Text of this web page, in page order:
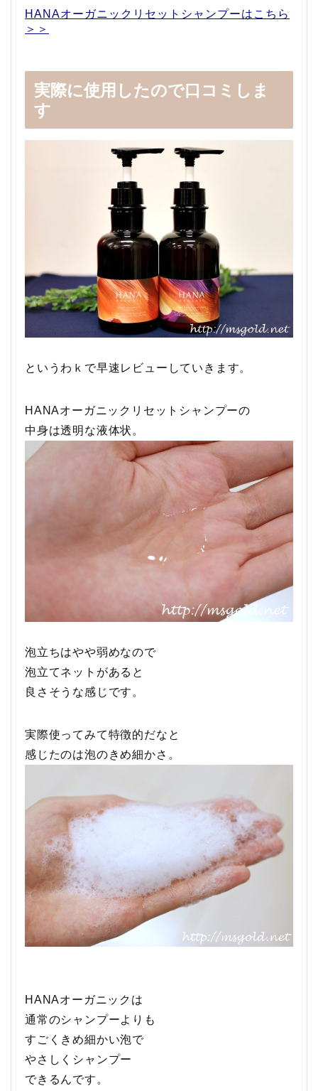
HANAオーガニックリセットシャンプーはこちら
＞＞
実際に使用したので口コミしま
す
というわｋで早速レビューしていきます。
HANAオーガニックリセットシャンプーの
中身は透明な液体状。
泡立ちはやや弱めなので
泡立てネットがあると
良さそうな感じです。
実際使ってみて特徴的だなと
感じたのは泡のきめ細かさ。
HANAオーガニックは
通常のシャンプーよりも
すごくきめ細かい泡で
やさしくシャンプー
できるんです。